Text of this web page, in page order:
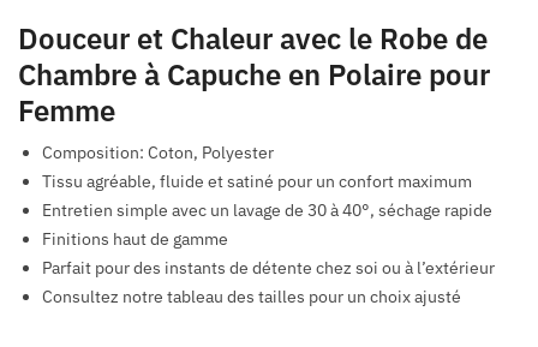
Douceur et Chaleur avec le Robe de
Chambre à Capuche en Polaire pour
Femme
Composition: Coton, Polyester
Tissu agréable, fluide et satiné pour un confort maximum
Entretien simple avec un lavage de 30 à 40°, séchage rapide
Finitions haut de gamme
Parfait pour des instants de détente chez soi ou à l’extérieur
Consultez notre tableau des tailles pour un choix ajusté